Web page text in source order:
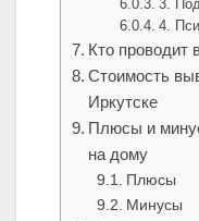
3.
4.
Кто проводит
Стоимость
Иркутске
Плюсы и
на дому
Плюсы
Минусы